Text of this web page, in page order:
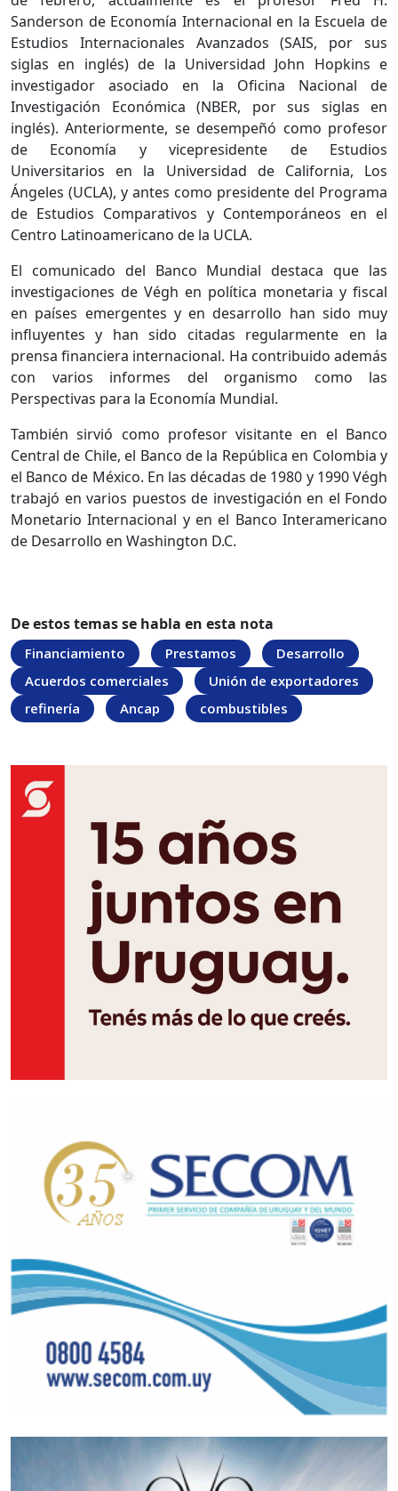
Sanderson de Economía Internacional en la Escuela de
Estudios Internacionales Avanzados (SAIS, por sus
siglas en inglés) de la Universidad John Hopkins e
investigador asociado en la Oficina Nacional de
Investigación Económica (NBER, por sus siglas en
inglés). Anteriormente, se desempeñó como profesor
de Economía y vicepresidente de Estudios
Universitarios en la Universidad de California, Los
Ángeles (UCLA), y antes como presidente del Programa
de Estudios Comparativos y Contemporáneos en el
Centro Latinoamericano de la UCLA.
El comunicado del Banco Mundial destaca que las
investigaciones de Végh en política monetaria y fiscal
en países emergentes y en desarrollo han sido muy
influyentes y han sido citadas regularmente en la
prensa financiera internacional. Ha contribuido además
con varios informes del organismo como las
Perspectivas para la Economía Mundial.
También sirvió como profesor visitante en el Banco
Central de Chile, el Banco de la República en Colombia y
el Banco de México. En las décadas de 1980 y 1990 Végh
trabajó en varios puestos de investigación en el Fondo
Monetario Internacional y en el Banco Interamericano
de Desarrollo en Washington D.C.
De estos temas se habla en esta nota
Financiamiento Prestamos
Desarrollo
Acuerdos comerciales
Unión de exportadores
refinería
Ancap combustibles